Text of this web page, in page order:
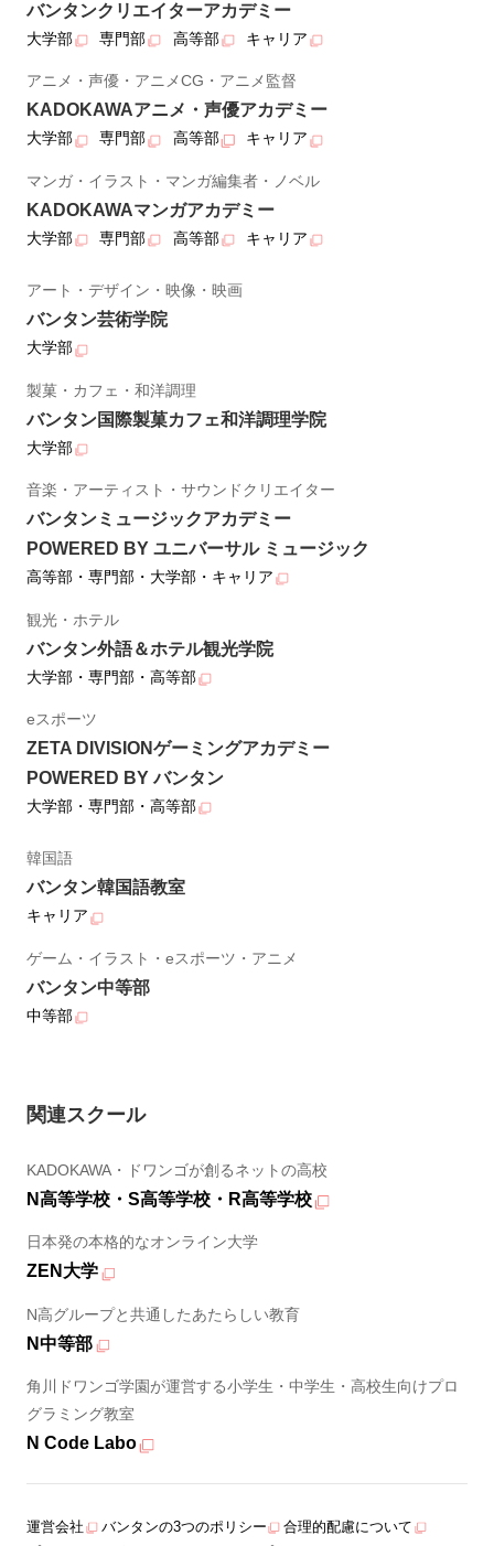
バンタンクリエイターアカデミー
大学部 専門部 高等部 キャリア
アニメ・声優・アニメCG・アニメ監督
KADOKAWAアニメ・声優アカデミー
大学部 専門部 高等部 キャリア
マンガ・イラスト・マンガ編集者・ノベル
KADOKAWAマンガアカデミー
大学部 専門部 高等部 キャリア
アート・デザイン・映像・映画
バンタン芸術学院
大学部
製菓・カフェ・和洋調理
バンタン国際製菓カフェ和洋調理学院
大学部
音楽・アーティスト・サウンドクリエイター
バンタンミュージックアカデミー
POWERED BY ユニバーサル ミュージック
高等部・専門部・大学部・キャリア
観光・ホテル
バンタン外語＆ホテル観光学院
大学部・専門部・高等部
eスポーツ
ZETA DIVISIONゲーミングアカデミー
POWERED BY バンタン
大学部・専門部・高等部
韓国語
バンタン韓国語教室
キャリア
ゲーム・イラスト・eスポーツ・アニメ
バンタン中等部
中等部
関連スクール
KADOKAWA・ドワンゴが創るネットの高校
N高等学校・S高等学校・R高等学校
日本発の本格的なオンライン大学
ZEN大学
N高グループと共通したあたらしい教育
N中等部
角川ドワンゴ学園が運営する小学生・中学生・高校生向けプロ
グラミング教室
N Code Labo
運営会社 バンタンの3つのポリシー
合理的配慮について